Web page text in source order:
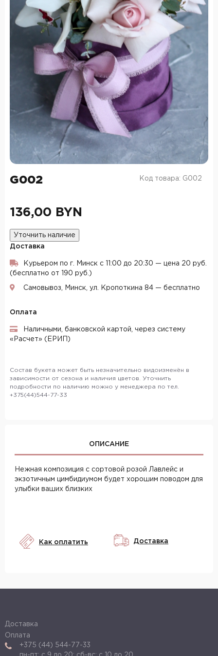
G002 Код товара: G002
136,00 BYN
Уточнить наличие
Доставка
Курьером по г. Минск с 11:00 до 20:30 — цена 20 руб.
(бесплатно от 190 руб.)
Самовывоз, Минск, ул. Кропоткина 84 — бесплатно
Оплата
Наличными, банковской картой, через систему
«Расчет» (ЕРИП)
Состав букета может быть незначительно видоизменён в
зависимости от сезона и наличия цветов. Уточнить
подробности по наличию можно у менеджера по тел.
+375(44)544-77-33
ОПИСАНИЕ
Нежная композиция с сортовой розой Лавлейс и
экзотичным цимбидиумом будет хорошим поводом для
улыбки ваших близких
Как оплатить Доставка
Подвал
Доставка
Оплата
+375 (44) 544-77-33